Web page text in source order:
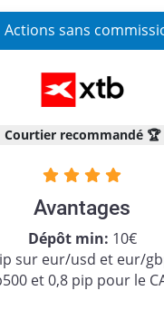
Actions sans
Courtier recommandé 🏆
Avantages
Dépôt min: 10€
sur eur/usd et eur/
et 0,8 pip pour le